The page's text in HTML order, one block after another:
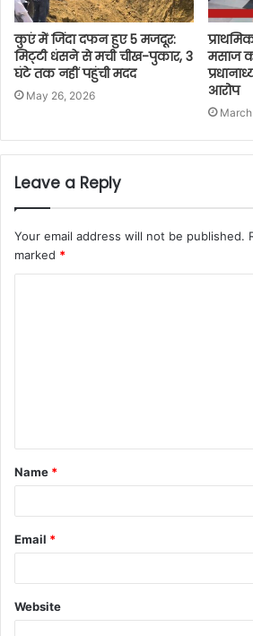
कुएं में जिंदा दफन हुए 5 मजदूर:
मिट्‌टी धंसने से मची चीख-पुकार, 3
घंटे तक नहीं पहुंची मदद
May 26, 2026
मसाज
आरोप
Leave a Reply
Your email address will not be published.
marked *
t
*
Name *
Email *
Website